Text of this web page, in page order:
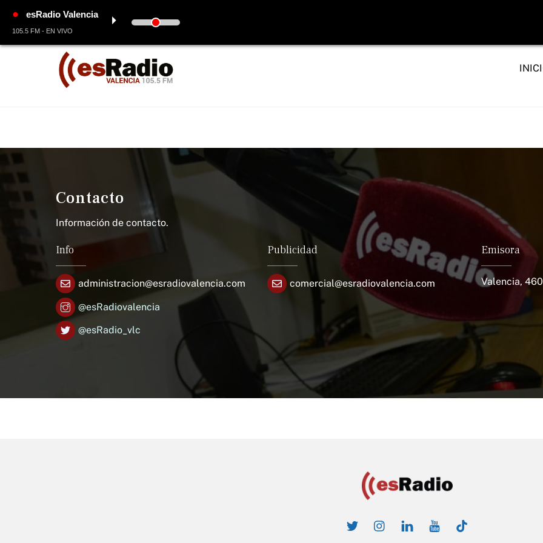
Skip
● esRadio Valencia
105.5 FM - EN VIVO
⏵
Contacto
Información de contacto.
Info
administracion@esradiovalencia.com
@esRadiovalencia
@esRadio_vlc
Publicidad
comercial@esradiovalencia.com
Emisora
Valencia,